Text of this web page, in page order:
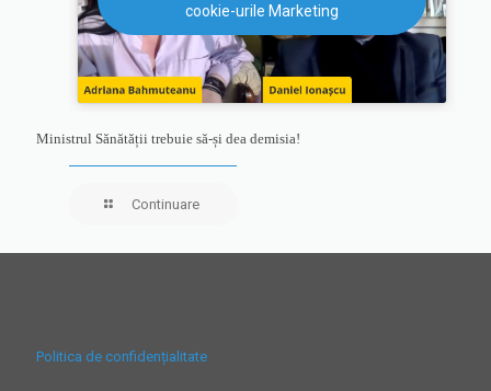
cookie-urile Marketing
Ministrul Sănătății trebuie să-și dea demisia!
Continuare
Politica de confidențialitate